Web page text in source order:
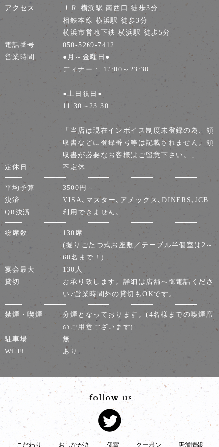
アクセス
ＪＲ 横浜駅 南西口 徒歩3分
相鉄本線 横浜駅 徒歩3分
横浜市営地下鉄 横浜駅 徒歩5分
電話番号
050-5269-7412
営業時間
●月～金曜日●
ディナー： 17:00～23:30
●土日祝日●
11:30～23:30
「当店は現在インボイス制度未登録の為、領
収書などに登録番号等は記載されません。領
収書が必要なお客様はご留意下さい。」
定休日
不定休
平均予算
3500円～
決済
VISA､マスター､アメックス､DINERS､JCB
QR決済
利用できません。
総席数
130席
(掘りごたつ式お座敷／テーブル半個室は2～
60名まで！)
宴会最大
130人
貸切
お承り致します。詳細は店舗へ御電話くださ
い♪営業時間外の貸切もOKです。
禁煙・喫煙
分煙となっております。(4名様までの喫煙席
のご用意ございます)
駐車場
無
Wi-Fi
あり
こだわり おしながき 個室 クーポン 店舗情報